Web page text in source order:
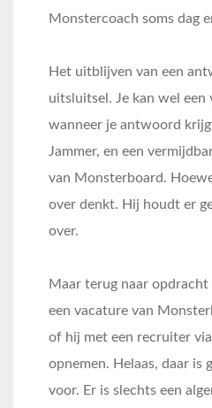
Monstercoach soms dag
Het uitblijven van een
uitsluitsel. Je kan wel een
wanneer je antwoord
Jammer, en een
van Monsterboard.
over denkt. Hij houdt er
over.
Maar terug naar opdracht
een vacature van
of hij met een recruiter
opnemen. Helaas, daar is
voor. Er is slechts een